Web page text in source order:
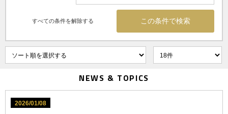
すべての条件を解除する
NEWS & TOPICS
2026/01/08